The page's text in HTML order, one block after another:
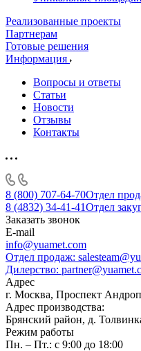
Реализованные проекты
Партнерам
Готовые решения
Информация
Вопросы и ответы
Статьи
Новости
Отзывы
Контакты
8 (800) 707-64-70Отдел
8 (4832) 34-41-41Отдел
Заказать звонок
E-mail
info@yuamet.com
Отдел продаж:
Дилерство:
Адрес
г. Москва, Проспект
Адрес производства:
Брянский район, д.
Режим работы
Пн. – Пт.: с 9:00 до 18:00